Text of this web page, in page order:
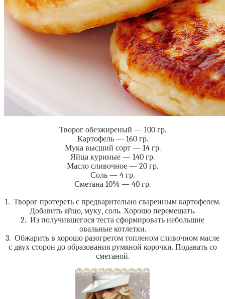
Творог обезжиреный — 100 гр.
Картофель — 160 гр.
Мука высший сорт — 14 гр.
Яйца куриные — 140 гр.
Масло сливочное — 20 гр.
Соль — 4 гр.
Сметана 10% — 40 гр.
1. Творог протереть с предварительно сваренным картофелем.
Добавить яйцо, муку, соль. Хорошо перемешать.
2. Из получившегося теста сформировать небольшие
овальные котлетки.
3. Обжарить в хорошо разогретом топленом сливочном масле
с двух сторон до образования румяной корочки. Подавать со
сметаной.